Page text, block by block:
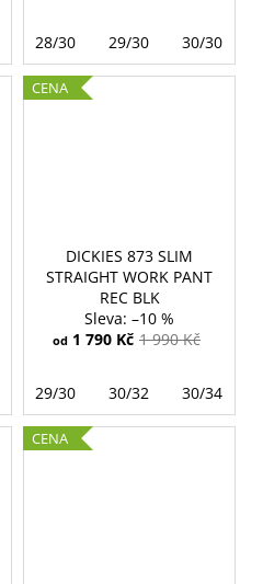
28/30 29/30 30/30
38/34 40/34
CENA
DICKIES 873 SLIM
STRAIGHT WORK PANT
REC BLK
–10 %
od 1 790 Kč 1 990 Kč
29/30 30/32 30/34
CENA